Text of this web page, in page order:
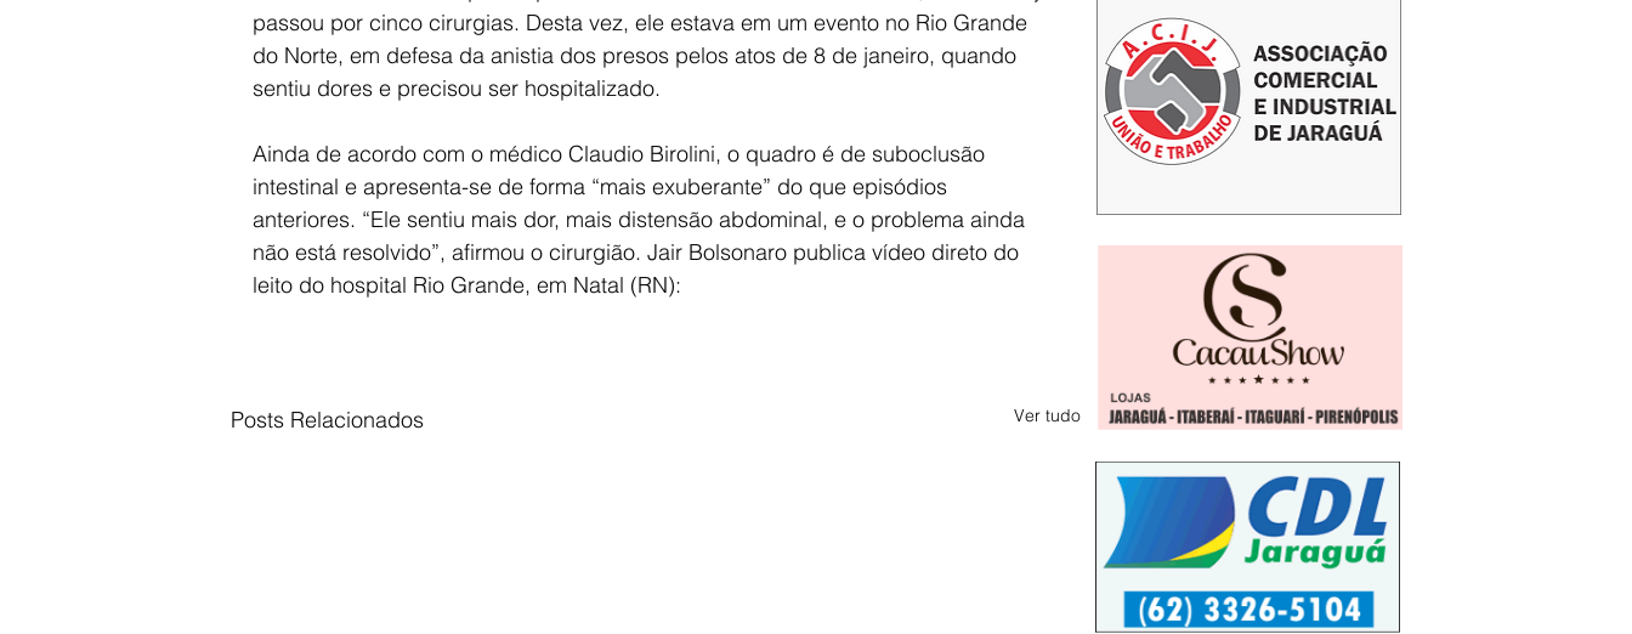
passou por cinco cirurgias. Desta vez, ele estava em um evento no Rio Grande
do Norte, em defesa da anistia dos presos pelos atos de 8 de janeiro, quando
sentiu dores e precisou ser hospitalizado.
Ainda de acordo com o médico Claudio Birolini, o quadro é de suboclusão
intestinal e apresenta-se de forma “mais exuberante” do que episódios
anteriores. “Ele sentiu mais dor, mais distensão abdominal, e o problema ainda
não está resolvido”, afirmou o cirurgião. Jair Bolsonaro publica vídeo direto do
leito do hospital Rio Grande, em Natal (RN):
Posts Relacionados Ver tudo